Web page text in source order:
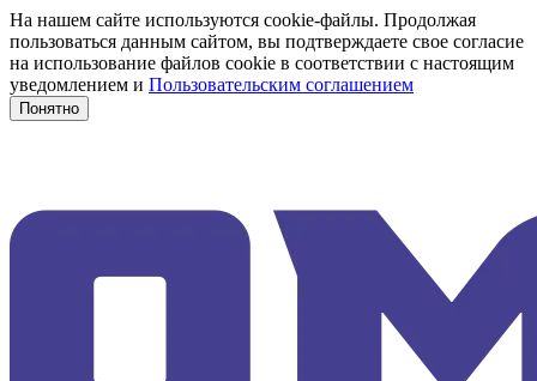
На нашем сайте используются cookie-файлы. Продолжая
пользоваться данным сайтом, вы подтверждаете свое согласие
на использование файлов cookie в соответствии с настоящим
уведомлением и Пользовательским соглашением
Понятно